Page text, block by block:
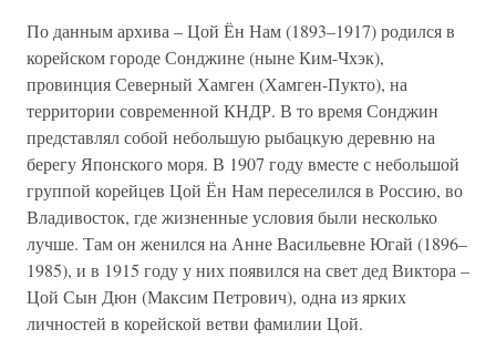
По данным архива – Цой Ён Нам (1893–1917) родился в
корейском городе Сонджине (ныне Ким-Чхэк),
провинция Северный Хамген (Хамген-Пукто), на
территории современной КНДР. В то время Сонджин
представлял собой небольшую рыбацкую деревню на
берегу Японского моря. В 1907 году вместе с небольшой
группой корейцев Цой Ён Нам переселился в Россию, во
Владивосток, где жизненные условия были несколько
лучше. Там он женился на Анне Васильевне Югай (1896–
1985), и в 1915 году у них появился на свет дед Виктора –
Цой Сын Дюн (Максим Петрович), одна из ярких
личностей в корейской ветви фамилии Цой.